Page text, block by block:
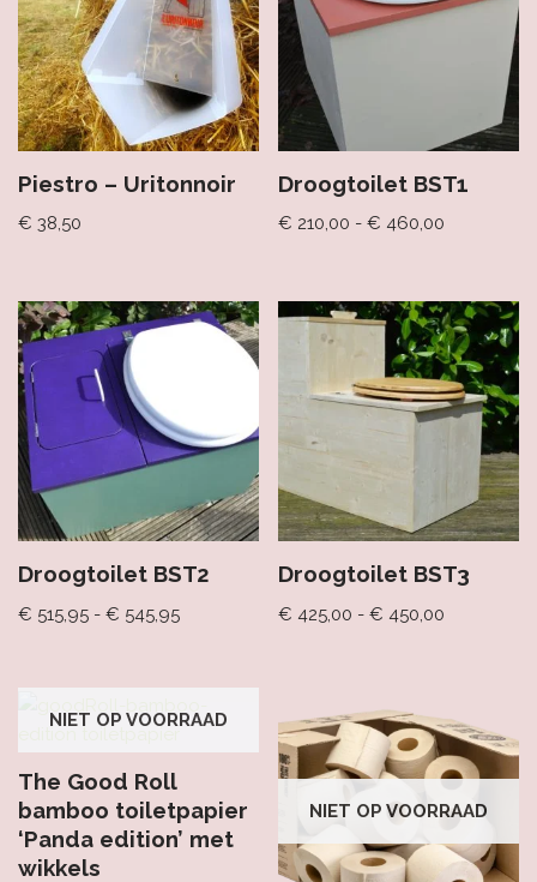
Piestro – Uritonnoir
€ 38,50
Droogtoilet BST1
€ 210,00 - € 460,00
Droogtoilet BST2
€ 515,95 - € 545,95
Droogtoilet BST3
€ 425,00 - € 450,00
NIET OP VOORRAAD
The Good Roll
bamboo toiletpapier
‘Panda edition’ met
wikkels
NIET OP VOORRAAD